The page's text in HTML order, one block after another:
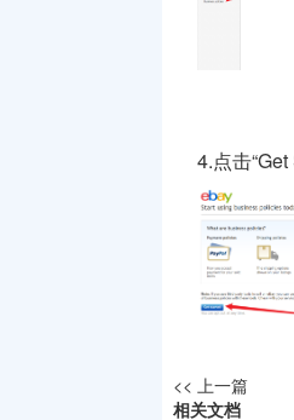
4.点击
<< 上一篇
相关文档